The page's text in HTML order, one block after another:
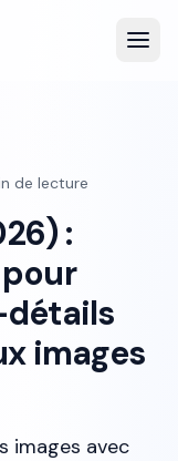
de lecture
:
images
images avec